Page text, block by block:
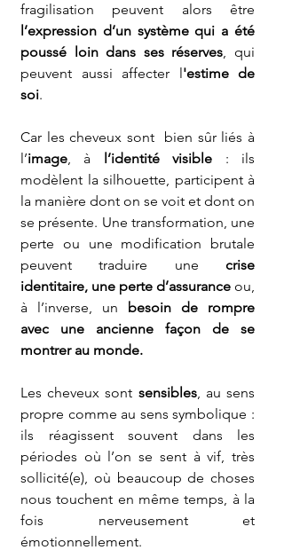
l’expression d’un système qui a été
poussé loin dans ses réserves, qui
peuvent aussi affecter l'estime de
soi.
Car les cheveux sont  bien sûr liés à
l’image, à l’identité visible : ils
modèlent la silhouette, participent à
la manière dont on se voit et dont on
se présente. Une transformation, une
perte ou une modification brutale
peuvent traduire une crise
identitaire, une perte d’assurance ou,
à l’inverse, un besoin de rompre
avec une ancienne façon de se
montrer au monde.
Les cheveux sont sensibles, au sens
propre comme au sens symbolique :
ils réagissent souvent dans les
périodes où l’on se sent à vif, très
sollicité(e), où beaucoup de choses
nous touchent en même temps, à la
fois nerveusement et
émotionnellement.